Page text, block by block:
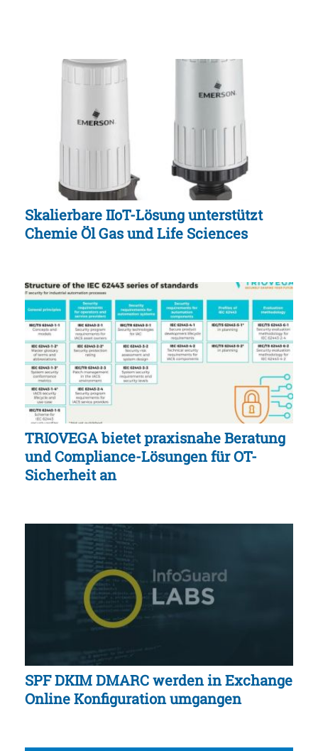
Skalierbare IIoT-Lösung unterstützt
Chemie Öl Gas und Life Sciences
TRIOVEGA bietet praxisnahe Beratung
und Compliance-Lösungen für OT-
Sicherheit an
SPF DKIM DMARC werden in Exchange
Online Konfiguration umgangen